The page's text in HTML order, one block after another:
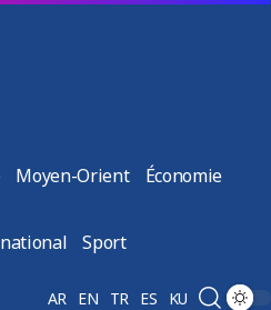
Moyen-Orient Économie
Sport
AR EN TR ES KU